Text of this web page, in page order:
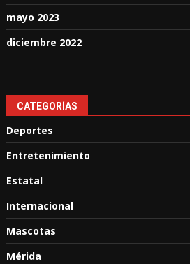
mayo 2023
diciembre 2022
CATEGORÍAS
Deportes
Entretenimiento
Estatal
Internacional
Mascotas
Mérida